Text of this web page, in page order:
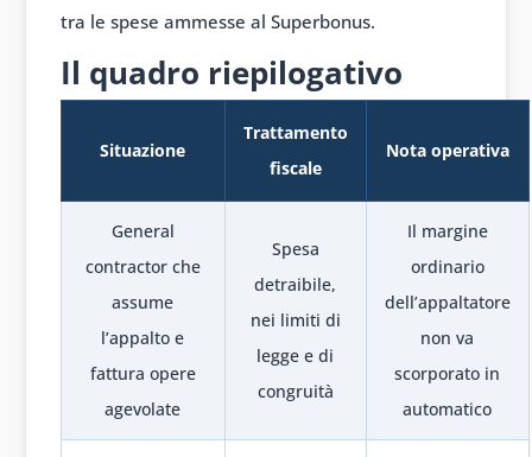
tra le spese ammesse al Superbonus.
Il quadro riepilogativo
Situazione
Trattamento
fiscale
Nota operativa
General
contractor che
assume
l’appalto e
fattura opere
agevolate
Spesa
detraibile,
nei limiti di
legge e di
congruità
Il margine
ordinario
dell’appaltatore
non va
scorporato in
automatico